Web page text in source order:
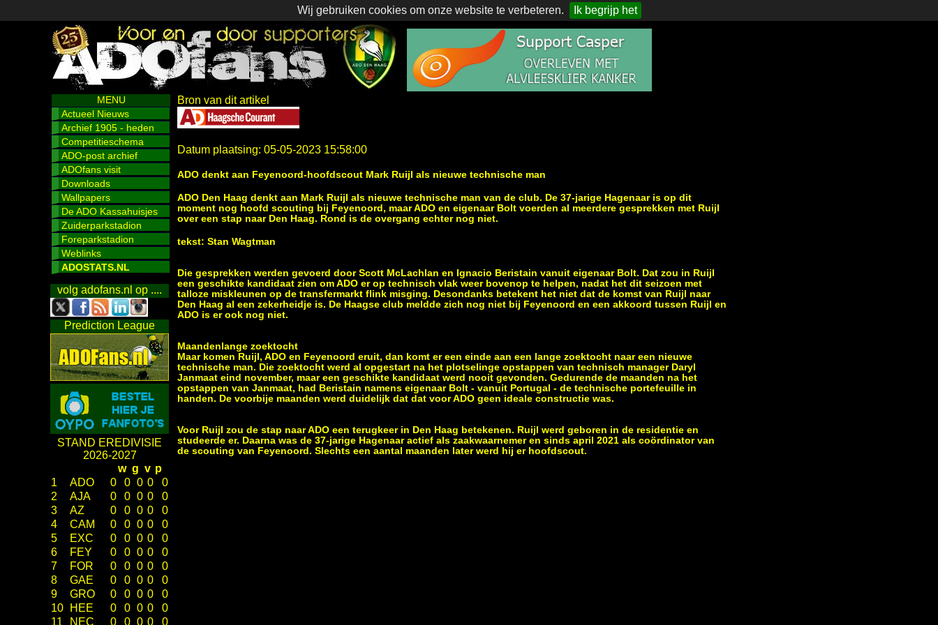
Wij gebruiken cookies om onze website te verbeteren. Ik begrijp het
MENU
Actueel Nieuws
Archief 1905 - heden
Competitieschema
ADO-post archief
ADOfans visit
Downloads
Wallpapers
De ADO Kassahuisjes
Zuiderparkstadion
Foreparkstadion
Weblinks
ADOSTATS.NL
volg adofans.nl op ....
Prediction League
STAND EREDIVISIE
2026-2027
w g v p
1
ADO 0 0 0 0
0
2
AJA 0 0 0 0
0
3
AZ 0 0 0 0
0
4
CAM 0 0 0 0
0
5
EXC 0 0 0 0
0
6
FEY 0 0 0 0
0
7
FOR 0 0 0 0
0
8
GAE 0 0 0 0
0
9
GRO 0 0 0 0
0
10
HEE 0 0 0 0
0
11
NEC 0 0 0 0 0
Bron van dit artikel
Datum plaatsing: 05-05-2023 15:58:00
ADO denkt aan Feyenoord-hoofdscout Mark Ruijl als nieuwe technische man
ADO Den Haag denkt aan Mark Ruijl als nieuwe technische man van de club. De 37-jarige Hagenaar is op dit
moment nog hoofd scouting bij Feyenoord, maar ADO en eigenaar Bolt voerden al meerdere gesprekken met Ruijl
over een stap naar Den Haag. Rond is de overgang echter nog niet.
tekst: Stan Wagtman
Die gesprekken werden gevoerd door Scott McLachlan en Ignacio Beristain vanuit eigenaar Bolt. Dat zou in Ruijl
een geschikte kandidaat zien om ADO er op technisch vlak weer bovenop te helpen, nadat het dit seizoen met
talloze miskleunen op de transfermarkt flink misging. Desondanks betekent het niet dat de komst van Ruijl naar
Den Haag al een zekerheidje is. De Haagse club meldde zich nog niet bij Feyenoord en een akkoord tussen Ruijl en
ADO is er ook nog niet.
Maandenlange zoektocht
Maar komen Ruijl, ADO en Feyenoord eruit, dan komt er een einde aan een lange zoektocht naar een nieuwe
technische man. Die zoektocht werd al opgestart na het plotselinge opstappen van technisch manager Daryl
Janmaat eind november, maar een geschikte kandidaat werd nooit gevonden. Gedurende de maanden na het
opstappen van Janmaat, had Beristain namens eigenaar Bolt - vanuit Portugal - de technische portefeuille in
handen. De voorbije maanden werd duidelijk dat dat voor ADO geen ideale constructie was.
Voor Ruijl zou de stap naar ADO een terugkeer in Den Haag betekenen. Ruijl werd geboren in de residentie en
studeerde er. Daarna was de 37-jarige Hagenaar actief als zaakwaarnemer en sinds april 2021 als coördinator van
de scouting van Feyenoord. Slechts een aantal maanden later werd hij er hoofdscout.